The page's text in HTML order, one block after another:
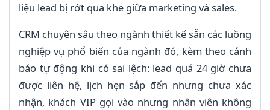
liệu lead bị rớt qua khe giữa marketing và sales.
CRM chuyên sâu theo ngành thiết kế sẵn các luồng
nghiệp vụ phổ biến của ngành đó, kèm theo cảnh
báo tự động khi có sai lệch: lead quá 24 giờ chưa
được liên hệ, lịch hẹn sắp đến nhưng chưa xác
nhận, khách VIP gọi vào nhưng nhân viên không